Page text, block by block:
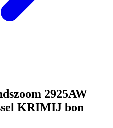
2925AW
KRIMIJ bon